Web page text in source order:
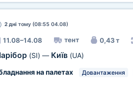
2 днітому (08:55 04.08)
11.08–14.08 тент 0,43 т
(SI) — Київ (UA)
на палетах
Довантаження